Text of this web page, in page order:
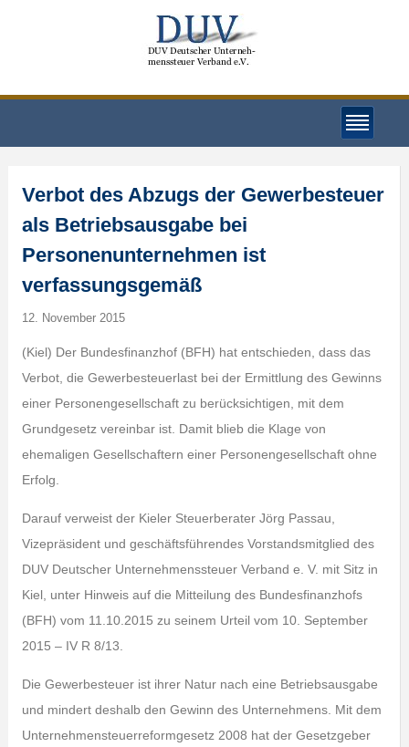
Verbot des Abzugs der Gewerbesteuer
als Betriebsausgabe bei
Personenunternehmen ist
verfassungsgemäß
12. November 2015
(Kiel) Der Bundesfinanzhof (BFH) hat entschieden, dass das
Verbot, die Gewerbesteuerlast bei der Ermittlung des Gewinns
einer Personengesellschaft zu berücksichtigen, mit dem
Grundgesetz vereinbar ist. Damit blieb die Klage von
ehemaligen Gesellschaftern einer Personengesellschaft ohne
Erfolg.
Darauf verweist der Kieler Steuerberater Jörg Passau,
Vizepräsident und geschäftsführendes Vorstandsmitglied des
DUV Deutscher Unternehmenssteuer Verband e. V. mit Sitz in
Kiel, unter Hinweis auf die Mitteilung des Bundesfinanzhofs
(BFH) vom 11.10.2015 zu seinem Urteil vom 10. September
2015 – IV R 8/13.
Die Gewerbesteuer ist ihrer Natur nach eine Betriebsausgabe
und mindert deshalb den Gewinn des Unternehmens. Mit dem
Unternehmensteuerreformgesetz 2008 hat der Gesetzgeber